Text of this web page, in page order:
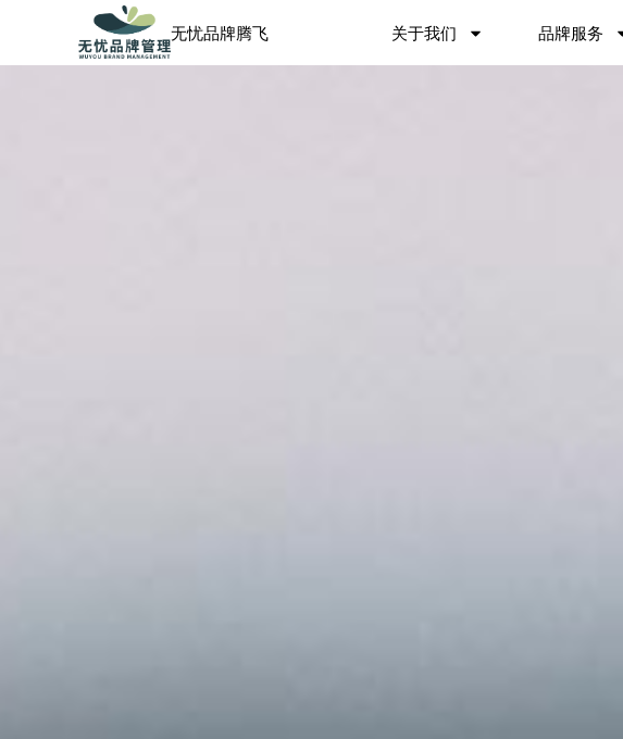
无忧品牌腾飞 关于我们 品牌服务